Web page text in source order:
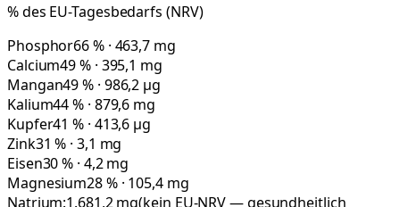
% des EU-Tagesbedarfs (NRV)
Phosphor66 % · 463,7 mg
Calcium49 % · 395,1 mg
Mangan49 % · 986,2 µg
Kalium44 % · 879,6 mg
Kupfer41 % · 413,6 µg
Zink31 % · 3,1 mg
Eisen30 % · 4,2 mg
Magnesium28 % · 105,4 mg
Natrium:1.681,2mg(kein EU-NRV — gesundheitlich